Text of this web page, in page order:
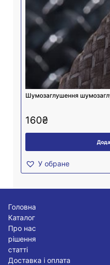
Шумозаглушення
160₴
У обране
Головна
Каталог
Про нас
рішення
статті
Доставка і оплата